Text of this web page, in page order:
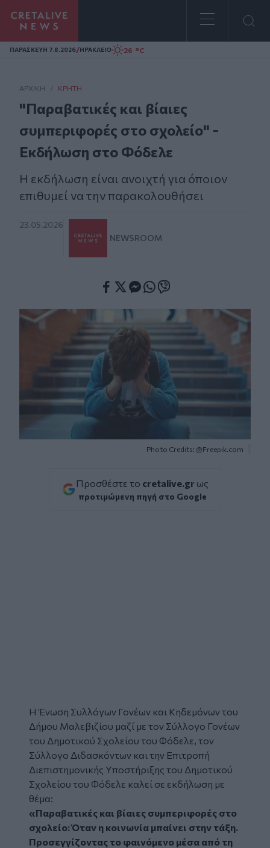
Homepage
ΠΑΡΑΣΚΕΥΗ 7.8.2026/ΗΡΑΚΛΕΙΟ 26 °C
ΑΡΧΙΚΗ / ΚΡΉΤΗ
"Παραβατικές και βίαιες
συμπεριφορές στο σχολείο" -
Εκδήλωση στο Φόδελε
Η εκδήλωση είναι ανοιχτή για όποιον
επιθυμεί να την παρακολουθήσει
23.05.2026
NEWSROOM
Photo Credits: @Freepik.com
Προσθέστε το cretalive.gr ως
προτιμώμενη πηγή στο Google
Η Ένωση Συλλόγων Γονέων και Κηδεμόνων του
Δήμου Μαλεβιζίου μαζί με τον Σύλλογο Γονέων
του Δημοτικού Σχολείου του Φόδελε, τον
Σύλλογο Διδασκόντων και την Επιτροπή
Διεπιστημονικής Υποστήριξης του Δημοτικού
Σχολείου του Φόδελε καλεί σε εκδήλωση με
θέμα:
«Παραβατικές και βίαιες συμπεριφορές στο
σχολείο: Όταν η κοινωνία μπαίνει στην τάξη.
Προσεγγίζοντας το φαινόμενο μέσα από τη